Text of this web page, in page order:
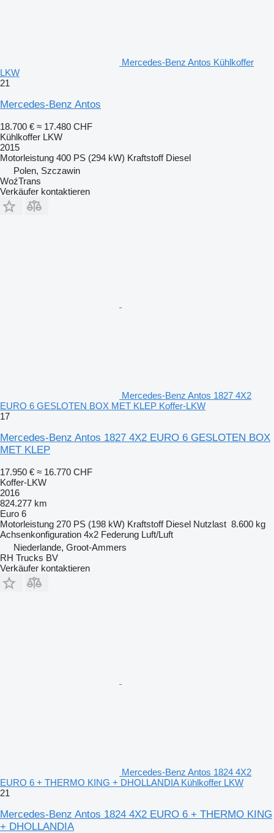
Mercedes-Benz Antos Kühlkoffer
LKW
21
Mercedes-Benz Antos
18.700 € ≈ 17.480 CHF
Kühlkoffer LKW
2015
Motorleistung 400 PS (294 kW) Kraftstoff Diesel
Polen, Szczawin
WoźTrans
Verkäufer kontaktieren
Mercedes-Benz Antos 1827 4X2
EURO 6 GESLOTEN BOX MET KLEP Koffer-LKW
17
Mercedes-Benz Antos 1827 4X2 EURO 6 GESLOTEN BOX
MET KLEP
17.950 € ≈ 16.770 CHF
Koffer-LKW
2016
824.277 km
Euro 6
Motorleistung 270 PS (198 kW) Kraftstoff Diesel Nutzlast 8.600 kg
Achsenkonfiguration 4x2 Federung Luft/Luft
Niederlande, Groot-Ammers
RH Trucks BV
Verkäufer kontaktieren
Mercedes-Benz Antos 1824 4X2
EURO 6 + THERMO KING + DHOLLANDIA Kühlkoffer LKW
21
Mercedes-Benz Antos 1824 4X2 EURO 6 + THERMO KING
+ DHOLLANDIA